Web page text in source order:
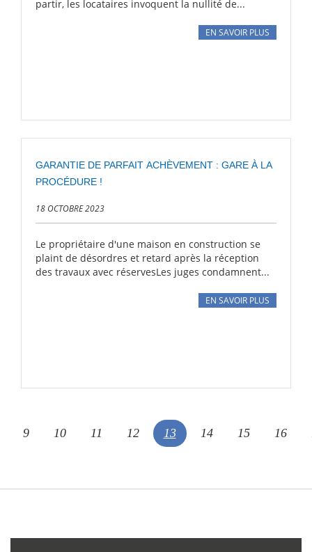
partir, les locataires invoquent la nullité de...
EN SAVOIR PLUS
GARANTIE DE PARFAIT ACHÈVEMENT : GARE À LA
PROCÉDURE !
18 OCTOBRE 2023
Le propriétaire d'une maison en construction se
plaint de désordres et retard après la réception
des travaux avec réservesLes juges condamnent...
EN SAVOIR PLUS
9 10 11 12 13 14 15 16